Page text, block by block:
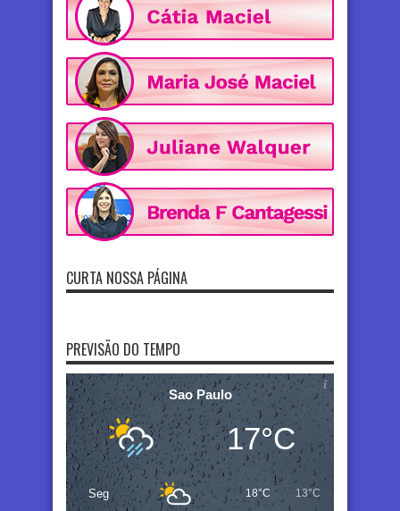
CURTA NOSSA PÁGINA
PREVISÃO DO TEMPO
Sao Paulo
17°C
Seg 18°C 13°C